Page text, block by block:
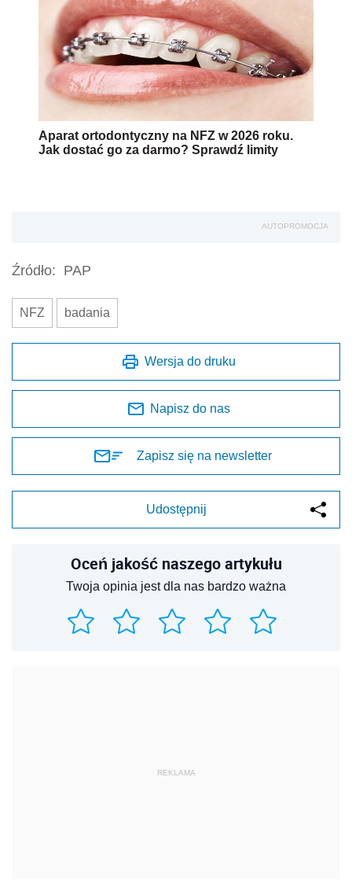
Aparat ortodontyczny na NFZ w 2026 roku.
Jak dostać go za darmo? Sprawdź limity
AUTOPROMOCJA
Źródło: PAP
NFZ badania
Wersja do druku
Napisz do nas
Zapisz się na newsletter
Udostępnij
Oceń jakość naszego artykułu
Twoja opinia jest dla nas bardzo ważna
REKLAMA